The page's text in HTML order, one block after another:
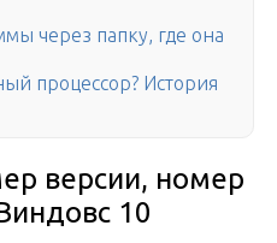
через папку, где она
процессор? История
версии, номер
10